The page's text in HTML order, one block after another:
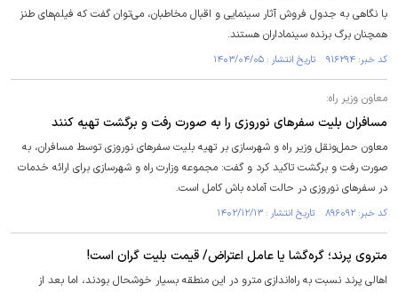
با نگاهی به جدول فروش آثار سینمایی و اقبال مخاطبان، می‌توان گفت که فیلم‌های طنز
همچنان برگ برنده سینماداران هستند.
کد خبر: ۹۱۶۲۹۴ تاریخ انتشار : ۱۴۰۳/۰۴/۰۵
معاون وزیر راه:
مسافران بلیت سفر‌های نوروزی را به صورت رفت و برگشت تهیه کنند
معاون حمل‌ونقل وزیر راه و شهرسازی بر تهیه بلیت سفرهای نوروزی توسط مسافران، به
صورت رفت و برگشت تاکید کرد و گفت: مجموعه وزارت راه و شهرسازی برای ارائه خدمات
در سفرهای نوروزی در حالت آماده باش کامل است.
کد خبر: ۸۹۶۰۹۲ تاریخ انتشار : ۱۴۰۲/۱۲/۱۳
متروی پرند؛ گره‌گشا یا عامل اعتراض/ قیمت بلیت گران است!
اهالی پرند نسبت به راه‌اندازی مترو در این منطقه بسیار خوشحال بودند، اما بعد از